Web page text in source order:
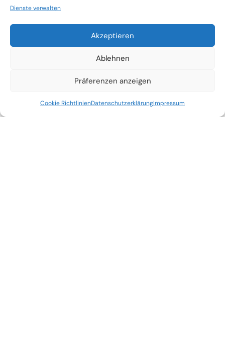
Dienste verwalten
Akzeptieren
Ablehnen
Präferenzen anzeigen
Cookie RichtlinienDatenschutzerklärungImpressum
https://derbranchentreff.de/de